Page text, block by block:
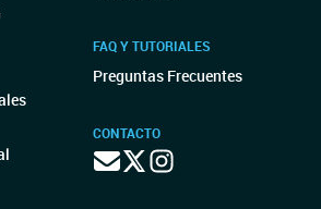
FAQ Y TUTORIALES
Preguntas Frecuentes
CONTACTO